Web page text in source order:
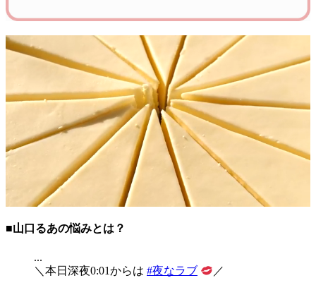
■山口るあの悩みとは？
...
＼本日深夜0:01からは #夜なラブ ／